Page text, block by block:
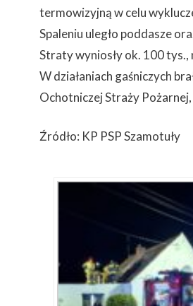
termowizyjną w celu
Spaleniu uległo poddasze
Straty wyniosły ok. 100
W działaniach gaśniczych
Ochotniczej Straży
Źródło: KP PSP Szamotuły